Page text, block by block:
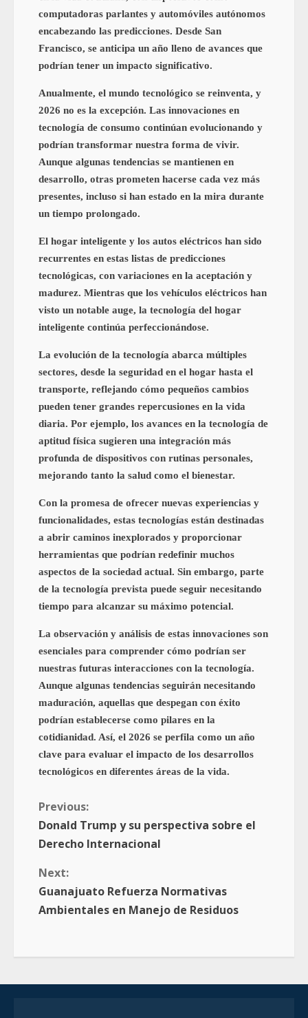
computadoras parlantes y automóviles autónomos
encabezando las predicciones. Desde San
Francisco, se anticipa un año lleno de avances que
podrían tener un impacto significativo.
Anualmente, el mundo tecnológico se reinventa, y
2026 no es la excepción. Las innovaciones en
tecnología de consumo continúan evolucionando y
podrían transformar nuestra forma de vivir.
Aunque algunas tendencias se mantienen en
desarrollo, otras prometen hacerse cada vez más
presentes, incluso si han estado en la mira durante
un tiempo prolongado.
El hogar inteligente y los autos eléctricos han sido
recurrentes en estas listas de predicciones
tecnológicas, con variaciones en la aceptación y
madurez. Mientras que los vehículos eléctricos han
visto un notable auge, la tecnología del hogar
inteligente continúa perfeccionándose.
La evolución de la tecnología abarca múltiples
sectores, desde la seguridad en el hogar hasta el
transporte, reflejando cómo pequeños cambios
pueden tener grandes repercusiones en la vida
diaria. Por ejemplo, los avances en la tecnología de
aptitud física sugieren una integración más
profunda de dispositivos con rutinas personales,
mejorando tanto la salud como el bienestar.
Con la promesa de ofrecer nuevas experiencias y
funcionalidades, estas tecnologías están destinadas
a abrir caminos inexplorados y proporcionar
herramientas que podrían redefinir muchos
aspectos de la sociedad actual. Sin embargo, parte
de la tecnología prevista puede seguir necesitando
tiempo para alcanzar su máximo potencial.
La observación y análisis de estas innovaciones son
esenciales para comprender cómo podrían ser
nuestras futuras interacciones con la tecnología.
Aunque algunas tendencias seguirán necesitando
maduración, aquellas que despegan con éxito
podrían establecerse como pilares en la
cotidianidad. Así, el 2026 se perfila como un año
clave para evaluar el impacto de los desarrollos
tecnológicos en diferentes áreas de la vida.
Previous:
Donald Trump y su perspectiva sobre el
Derecho Internacional
Next:
Guanajuato Refuerza Normativas
Ambientales en Manejo de Residuos